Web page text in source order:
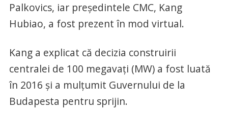
Palkovics, iar preşedintele CMC, Kang
Hubiao, a fost prezent în mod virtual.
Kang a explicat că decizia construirii
centralei de 100 megavaţi (MW) a fost luată
în 2016 şi a mulţumit Guvernului de la
Budapesta pentru sprijin.